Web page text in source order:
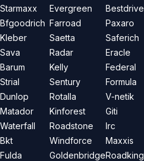
Starmaxx
Bfgoodrich
Kleber
Sava
Barum
Strial
Dunlop
Matador
Waterfall
Bkt
Fulda
Evergreen
Farroad
Saetta
Radar
Kelly
Sentury
Rotalla
Kinforest
Roadstone
Windforce
Goldenbridge
Bestdrive
Paxaro
Saferich
Eracle
Federal
Formula
V-netik
Giti
Irc
Maxxis
Roadking